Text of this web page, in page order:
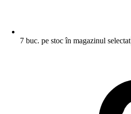
7 buc. pe stoc în magazinul selectat